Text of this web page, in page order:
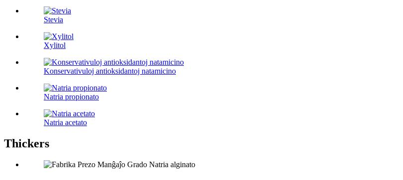
Stevia
Xylitol
Konservativuloj antioksidantoj natamicino
Natria propionato
Natria acetato
Thickers